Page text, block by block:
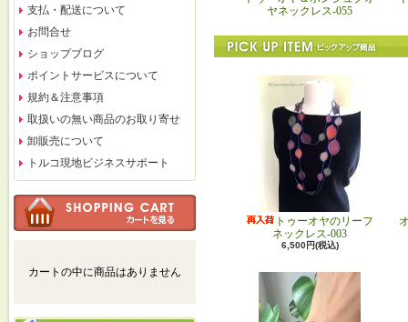
支払・配送について
お問合せ
ショップブログ
ポイントサービスについて
規約＆注意事項
取扱いの無い商品のお取り寄せ
卸販売について
トルコ現地ビジネスサポート
カートの中に商品はありません
ヤネックレス-055
トゥーオヤのリーフ
ネックレス-003
6,500円(税込)